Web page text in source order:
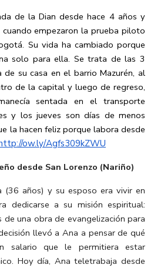
de la Dian desde hace 4 años y
empezaron la prueba piloto
Su vida ha cambiado porque
solo para ella. Se trata de las 3
su casa en el barrio Mazurén, al
de la capital y luego de regreso,
sentada en el transporte
y los jueves son días de menos
la hacen feliz porque labora desde
ow.ly/Agfs309kZWU
desde San Lorenzo (Nariño)
(36 años) y su esposo era vivir en
dedicarse a su misión espiritual:
una obra de evangelización para
llevó a Ana a pensar de qué
salario que le permitiera estar
Hoy día, Ana teletrabaja desde